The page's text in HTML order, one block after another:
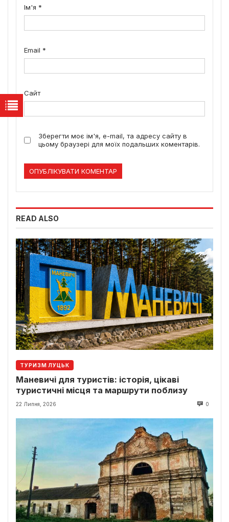
Ім'я *
Email *
Сайт
Зберегти моє ім'я, e-mail, та адресу сайту в
цьому браузері для моїх подальших коментарів.
READ ALSO
ТУРИЗМ ЛУЦЬК
Маневичі для туристів: історія, цікаві
туристичні місця та маршрути поблизу
22 Липня, 2026 0